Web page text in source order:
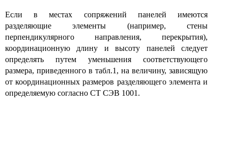
Если в местах сопряжений панелей имеются
разделяющие элементы (например, стены
перпендикулярного направления, перекрытия),
координационную длину и высоту панелей следует
определять путем уменьшения соответствующего
размера, приведенного в табл.1, на величину, зависящую
от координационных размеров разделяющего элемента и
определяемую согласно СТ СЭВ 1001.